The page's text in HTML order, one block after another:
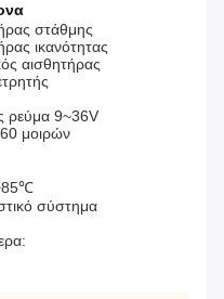
στάθμης
ικανότητας
αισθητήρας
ρεύμα 9~36V
μοιρών
σύστημα